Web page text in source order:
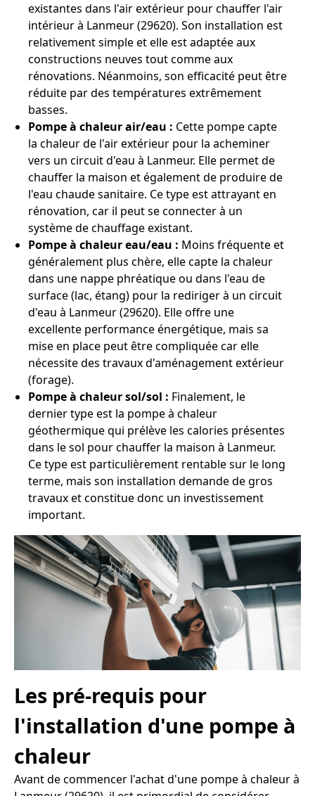
existantes dans l'air extérieur pour chauffer l'air
intérieur à Lanmeur (29620). Son installation est
relativement simple et elle est adaptée aux
constructions neuves tout comme aux
rénovations. Néanmoins, son efficacité peut être
réduite par des températures extrêmement
basses.
Pompe à chaleur air/eau : Cette pompe capte
la chaleur de l'air extérieur pour la acheminer
vers un circuit d'eau à Lanmeur. Elle permet de
chauffer la maison et également de produire de
l'eau chaude sanitaire. Ce type est attrayant en
rénovation, car il peut se connecter à un
système de chauffage existant.
Pompe à chaleur eau/eau : Moins fréquente et
généralement plus chère, elle capte la chaleur
dans une nappe phréatique ou dans l'eau de
surface (lac, étang) pour la rediriger à un circuit
d'eau à Lanmeur (29620). Elle offre une
excellente performance énergétique, mais sa
mise en place peut être compliquée car elle
nécessite des travaux d'aménagement extérieur
(forage).
Pompe à chaleur sol/sol : Finalement, le
dernier type est la pompe à chaleur
géothermique qui prélève les calories présentes
dans le sol pour chauffer la maison à Lanmeur.
Ce type est particulièrement rentable sur le long
terme, mais son installation demande de gros
travaux et constitue donc un investissement
important.
Les pré-requis pour
l'installation d'une pompe à
chaleur
Avant de commencer l'achat d'une pompe à chaleur à